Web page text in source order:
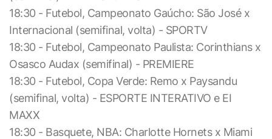
18:30 - Futebol, Campeonato Gaúcho: São José x
Internacional (semifinal, volta) - SPORTV
18:30 - Futebol, Campeonato Paulista: Corinthians x
Osasco Audax (semifinal) - PREMIERE
18:30 - Futebol, Copa Verde: Remo x Paysandu
(semifinal, volta) - ESPORTE INTERATIVO e EI
MAXX
18:30 - Basquete, NBA: Charlotte Hornets x Miami